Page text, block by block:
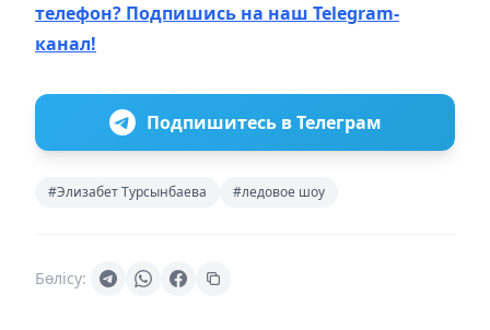
телефон? Подпишись на наш Telegram-
канал!
Подпишитесь в Телеграм
#Элизабет Турсынбаева #ледовое шоу
Бөлісу: